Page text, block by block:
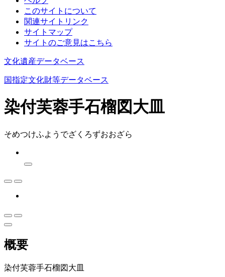
このサイトについて
関連サイトリンク
サイトマップ
サイトのご意見はこちら
文化遺産データベース
国指定文化財等データベース
染付芙蓉手石榴図大皿
そめつけふようでざくろずおおざら
概要
染付芙蓉手石榴図大皿